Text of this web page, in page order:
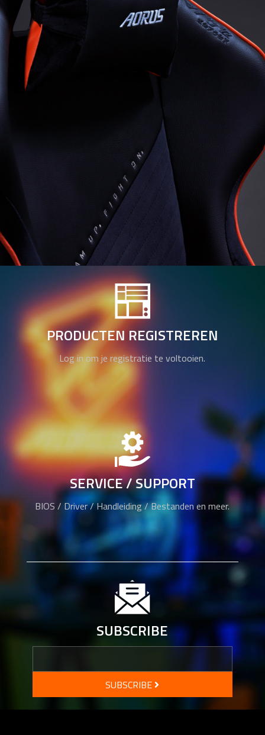
PRODUCTEN REGISTREREN
Log in om je registratie te voltooien.
SERVICE / SUPPORT
BIOS / Driver / Handleiding / Bestanden en meer.
SUBSCRIBE
SUBSCRIBE